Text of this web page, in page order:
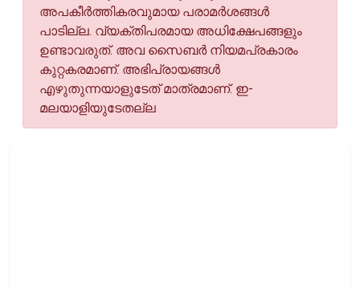
അപകീര്‍ത്തികരവുമായ പരാമര്‍ശങ്ങള്‍
പാടില്ല. വ്യക്തിപരമായ അധിക്ഷേപങ്ങളും
ഉണ്ടാവരുത്. അവ സൈബര്‍ നിയമപ്രകാരം
കുറ്റകരമാണ്. അഭിപ്രായങ്ങള്‍
എഴുതുന്നയാളുടേത് മാത്രമാണ്. ഇ-
മലയാളിയുടേതല്ല